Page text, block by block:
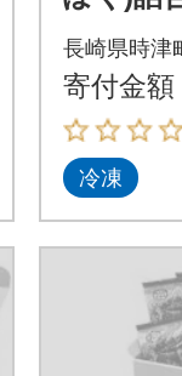
長崎県時津
寄付金額
冷凍